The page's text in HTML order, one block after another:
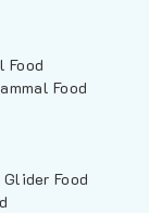
Food
Food
Food